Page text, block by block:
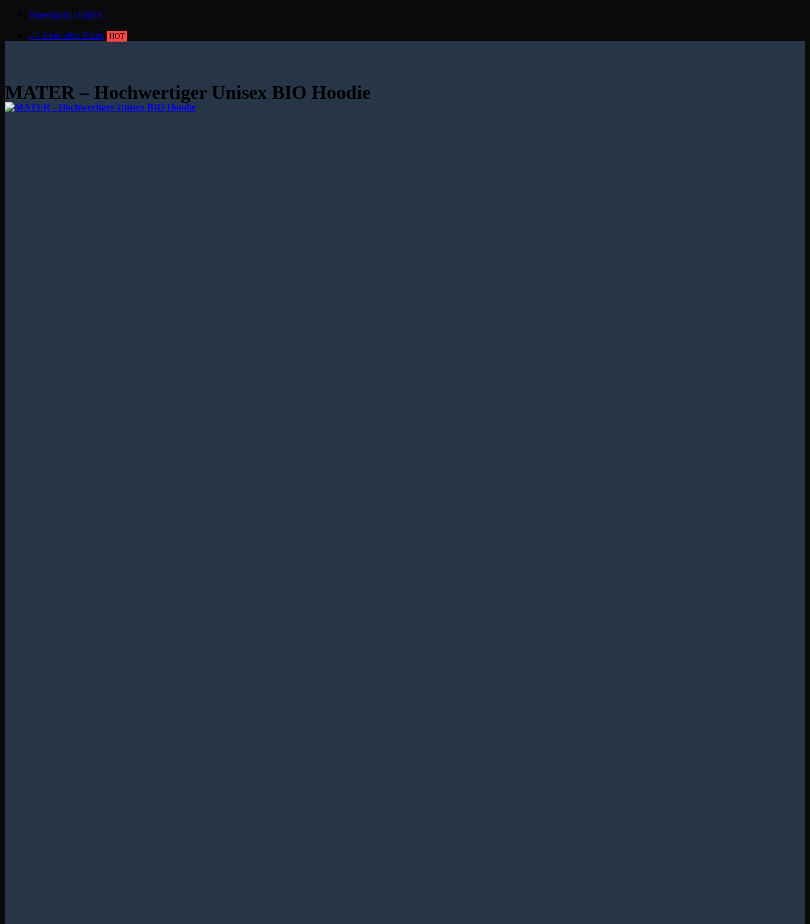
Warenkorb /0,00 €
--> Liste aller Zitate HOT
MATER – Hochwertiger Unisex BIO Hoodie